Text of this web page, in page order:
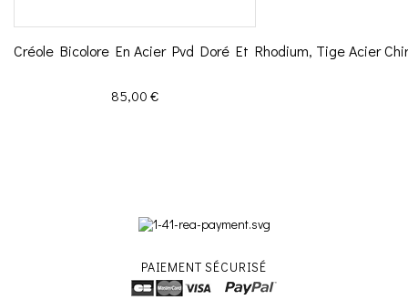
Créole Bicolore En Acier Pvd Doré Et Rhodium, Tige Acier
Prix
85,00 €
PAIEMENT SÉCURISÉ